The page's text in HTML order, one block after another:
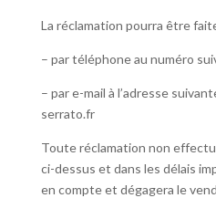
La réclamation pourra être
– par téléphone au numéro
– par e-mail à l’adresse
serrato.fr
Toute réclamation non
ci-dessus et dans les délais
en compte et dégagera le